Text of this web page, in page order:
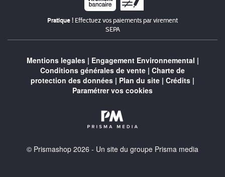
Pratique ! Effectuez vos paiements par virement
SEPA
Mentions legales| Engagement Environnemental |
Conditions générales de vente | Charte de
protection des données | Plan du site | Crédits |
Paramétrer vos cookies
© Prismashop 2026 - Un site du groupe Prisma media